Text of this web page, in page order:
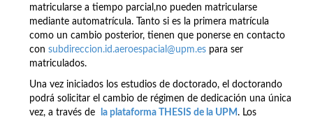
matricularse a tiempo parcial,no pueden matricularse
mediante automatrícula. Tanto si es la primera matrícula
como un cambio posterior, tienen que ponerse en contacto
con subdireccion.id.aeroespacial@upm.es para ser
matriculados.
Una vez iniciados los estudios de doctorado, el doctorando
podrá solicitar el cambio de régimen de dedicación una única
vez, a través de
la plataforma THESIS de la UPM. Los